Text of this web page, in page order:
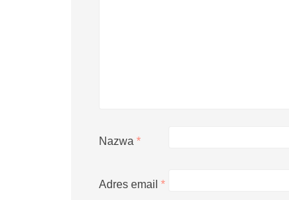
Nazwa *
Adres email *